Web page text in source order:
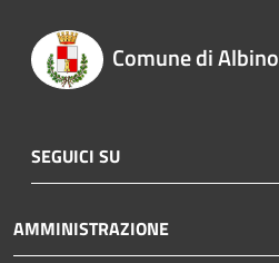
Comune di Albino
SEGUICI SU
AMMINISTRAZIONE